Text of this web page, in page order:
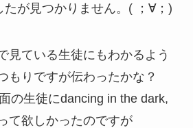
たが見つかりません。( ；∀；)
見ている生徒にもわかるよう
もりですが伝わったかな？
の生徒にdancing in the dark,
て欲しかったのですが